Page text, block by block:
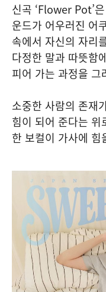
신곡 ‘Flower Pot’
운드가 어우러진 어
속에서 자신의 자리
다정한 말과 따뜻함
피어 가는 과정을 그
소중한 사람의 존재
힘이 되어 준다는
한 보컬이 가사에 힘